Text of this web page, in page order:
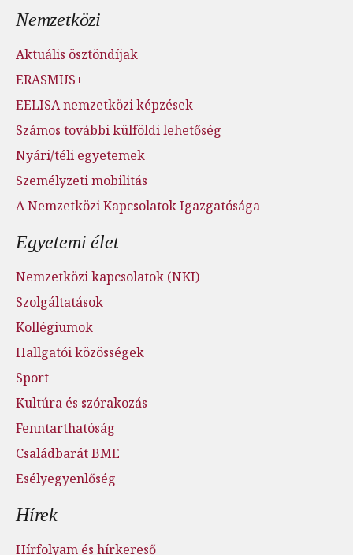
Nemzetközi
Aktuális ösztöndíjak
ERASMUS+
EELISA nemzetközi képzések
Számos további külföldi lehetőség
Nyári/téli egyetemek
Személyzeti mobilitás
A Nemzetközi Kapcsolatok Igazgatósága
Egyetemi élet
Nemzetközi kapcsolatok (NKI)
Szolgáltatások
Kollégiumok
Hallgatói közösségek
Sport
Kultúra és szórakozás
Fenntarthatóság
Családbarát BME
Esélyegyenlőség
Hírek
Hírfolyam és hírkereső